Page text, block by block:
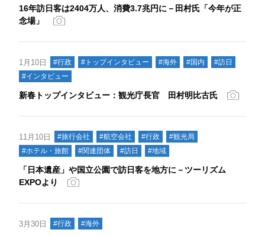
16年訪日客は2404万人、消費3.7兆円に－田村氏「今年が正
念場」
1月10日 #行政 #トップインタビュー #海外 #国内
#訪日
#インタビュー
新春トップインタビュー：観光庁長官 田村明比古氏
11月10日 #旅行会社 #航空会社 #行政
#観光局
#ホテル・旅館
#関連団体 #訪日 #地域
「日本遺産」や国立公園で訪日客を地方に－ツーリズム
EXPOより
3月30日 #行政 #海外